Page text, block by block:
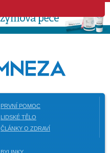
PRVNÍ POMOC
LIDSKÉ TĚLO
ČLÁNKY O ZDRAVÍ